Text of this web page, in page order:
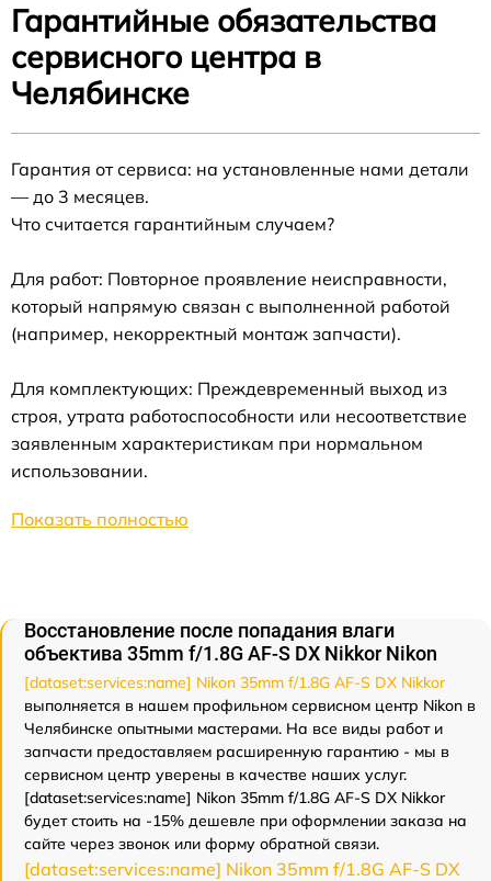
Гарантийные обязательства
сервисного центра в
Челябинске
Гарантия от сервиса: на установленные нами детали
— до 3 месяцев.
Что считается гарантийным случаем?
Для работ: Повторное проявление неисправности,
который напрямую связан с выполненной работой
(например, некорректный монтаж запчасти).
Для комплектующих: Преждевременный выход из
строя, утрата работоспособности или несоответствие
заявленным характеристикам при нормальном
использовании.
Показать полностью
Восстановление после попадания влаги
объектива 35mm f/1.8G AF-S DX Nikkor Nikon
[dataset:services:name] Nikon 35mm f/1.8G AF-S DX Nikkor
выполняется в нашем профильном сервисном центр Nikon в
Челябинске опытными мастерами. На все виды работ и
запчасти предоставляем расширенную гарантию - мы в
сервисном центр уверены в качестве наших услуг.
[dataset:services:name] Nikon 35mm f/1.8G AF-S DX Nikkor
будет стоить на -15% дешевле при оформлении заказа на
сайте через звонок или форму обратной связи.
[dataset:services:name] Nikon 35mm f/1.8G AF-S DX